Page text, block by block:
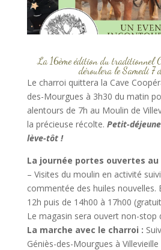
La 16ème édition du traditionnel
déroulera le Samedi 7
Le charroi quittera la Cave
des-Mourgues à 3h30 du matin
alentours de 7h au Moulin de
la précieuse récolte. Petit-
lève-tôt !
La journée portes ouvertes au
– Visites du moulin en activité
commentée des huiles nouvelles.
12h puis de 14h00 à 17h00
Le magasin sera ouvert non-stop
La marche avec le charroi :
Géniès-des-Mourgues à Villevieille